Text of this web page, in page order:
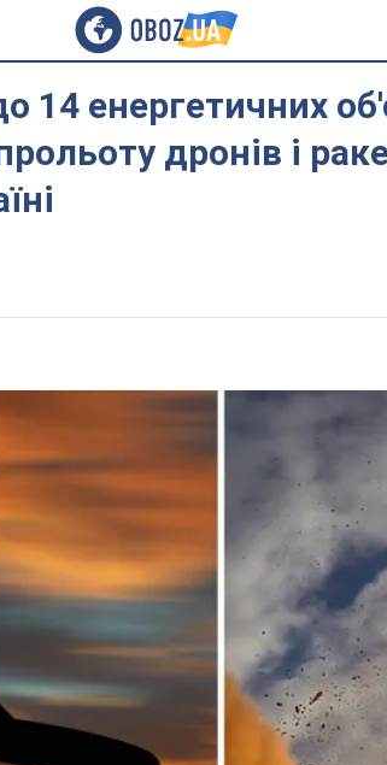
14 енергетичних
дронів і